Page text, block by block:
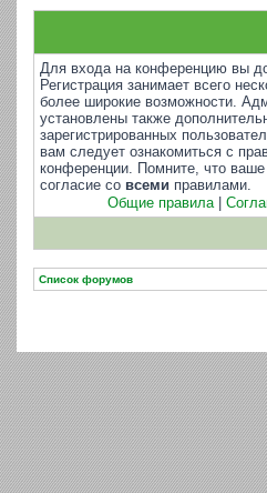
Для входа на конференцию вы
Регистрация занимает всего
более широкие возможности.
установлены также
зарегистрированных
вам следует ознакомиться с
конференции. Помните, что
согласие со всеми правилами.
Общие правила|
Список форумов